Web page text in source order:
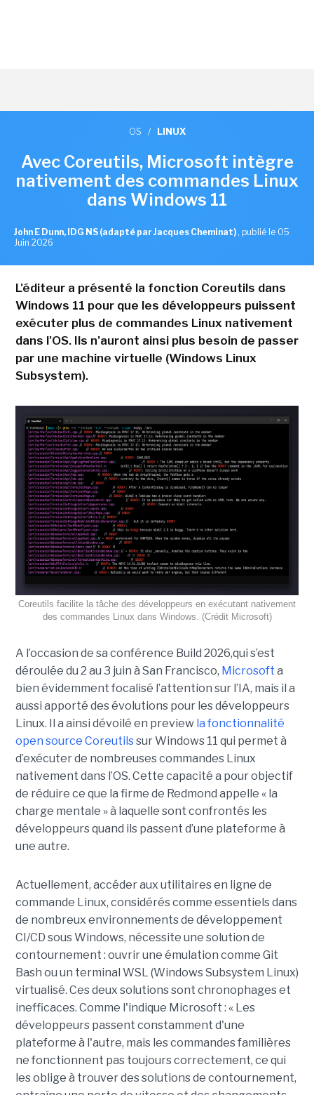
OS / LINUX
Avec Coreutils, Microsoft intègre
nativement des commandes Linux
dans Windows 11
John E Dunn, IDG NS (adapté par Jacques Cheminat) , publié le 05
Juin 2026
L'éditeur a présenté la fonction Coreutils dans
Windows 11 pour que les développeurs puissent
exécuter plus de commandes Linux nativement
dans l'OS. Ils n'auront ainsi plus besoin de passer
par une machine virtuelle (Windows Linux
Subsystem).
Coreutils facilite la tâche des développeurs en exécutant nativement
des commandes Linux dans Windows. (Crédit Microsoft)
A l’occasion de sa conférence Build 2026,qui s’est
déroulée du 2 au 3 juin à San Francisco, Microsoft a
bien évidemment focalisé l’attention sur l’IA, mais il a
aussi apporté des évolutions pour les développeurs
Linux. Il a ainsi dévoilé en preview la fonctionnalité
open source Coreutilssur Windows 11 qui permet à
d’exécuter de nombreuses commandes Linux
nativement dans l’OS. Cette capacité a pour objectif
de réduire ce que la firme de Redmond appelle « la
charge mentale » à laquelle sont confrontés les
développeurs quand ils passent d’une plateforme à
une autre.
Actuellement, accéder aux utilitaires en ligne de
commande Linux, considérés comme essentiels dans
de nombreux environnements de développement
CI/CD sous Windows, nécessite une solution de
contournement : ouvrir une émulation comme Git
Bash ou un terminal WSL (Windows Subsystem Linux)
virtualisé. Ces deux solutions sont chronophages et
inefficaces. Comme l'indique Microsoft : « Les
développeurs passent constamment d'une
plateforme à l'autre, mais les commandes familières
ne fonctionnent pas toujours correctement, ce qui
les oblige à trouver des solutions de contournement,